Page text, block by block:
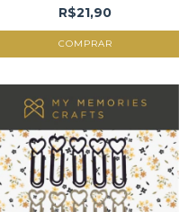
R$21,90